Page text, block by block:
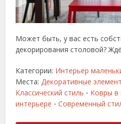
Может быть, у вас есть
декорирования столовой?
Категории: Интерьер
Места:Декоративные
Классический стиль • Ковры в
интерьере • Современный